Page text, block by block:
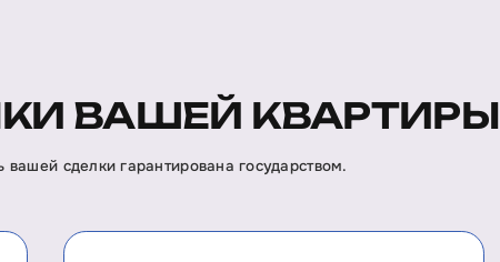
ВАШЕЙ КВАРТИРЫ
сделки гарантирована государством.